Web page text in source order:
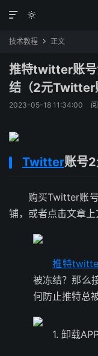


技术教程  正文
推特twitter账
结（2元Twitter
2023-05-18 11:34:00
Twitter账号
购买Twitter账
铺，或者点击文章上
推特
被冻结？那么
何防止推特总
1. 卸载APP